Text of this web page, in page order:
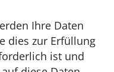
Ihre Daten
dies zur Erfüllung
ist und